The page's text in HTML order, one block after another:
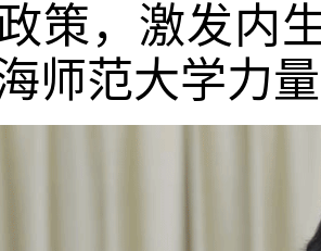
策，激发内
师范大学力